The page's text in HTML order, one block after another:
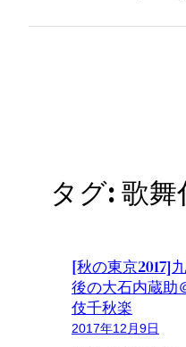
タグ:歌舞
[秋の東京2017]
後の大石内蔵助
伎千秋楽
2017年12月9日